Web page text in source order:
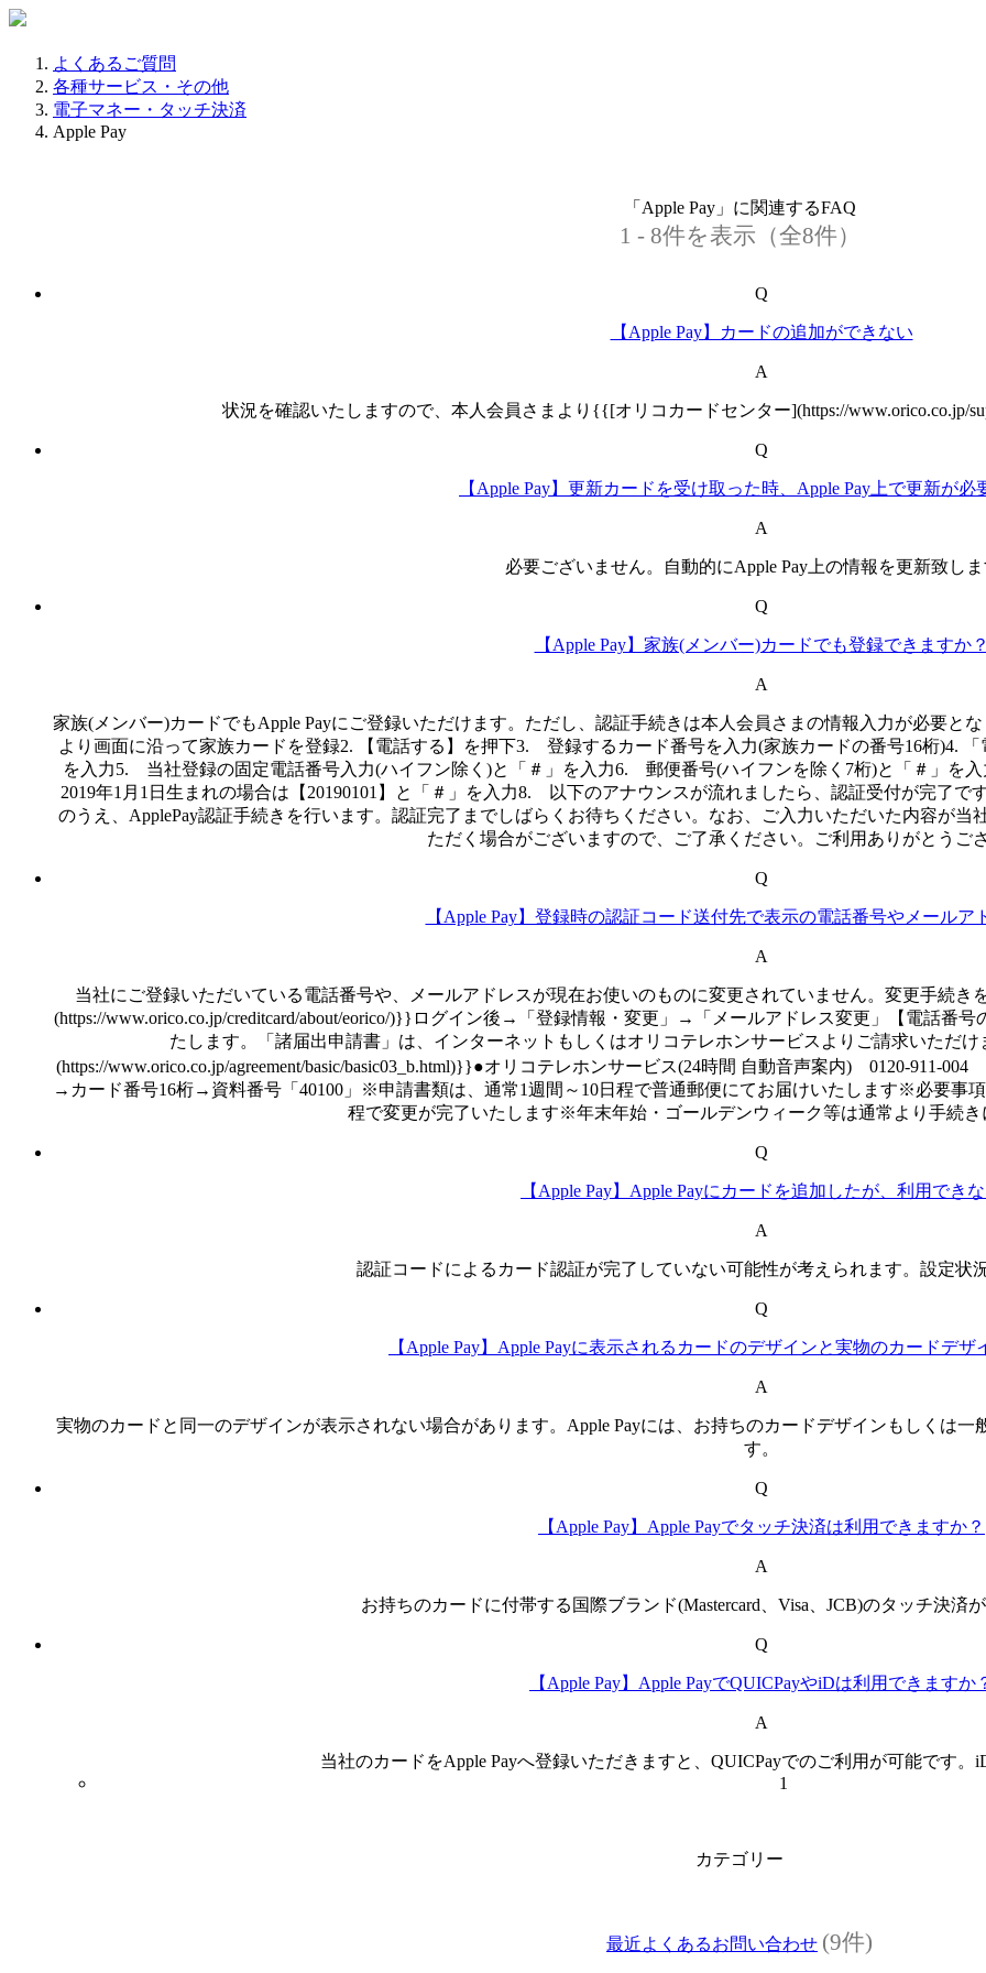
よくあるご質問
各種サービス・その他
電子マネー・タッチ決済
Apple Pay
「Apple Pay」に関連するFAQ
1 - 8件を表示（全8件）
Q
【Apple Pay】カードの追加ができない
A
状況を確認いたしますので、本人会員さまより{{[オリコカードセンター](https://www.orico.co.jp/
Q
【Apple Pay】更新カードを受け取った時、Apple Pay上で更新が必
A
必要ございません。自動的にApple Pay上の情報を更新致し
Q
【Apple Pay】家族(メンバー)カードでも登録できますか
A
家族(メンバー)カードでもApple Payにご登録いただけます。ただし、認証手続きは本人会員さまの情報入力が必要と
より画面に沿って家族カードを登録2. 【電話する】を押下3. 登録するカード番号を入力(家族カードの番号16桁)4.
を入力5. 当社登録の固定電話番号入力(ハイフン除く)と「＃」を入力6. 郵便番号(ハイフンを除く7桁)と「＃
2019年1月1日生まれの場合は【20190101】と「＃」を入力8. 以下のアナウンスが流れましたら、認証受付が完了で
のうえ、ApplePay認証手続きを行います。認証完了までしばらくお待ちください。なお、ご入力いただいた内容が
ただく場合がございますので、ご了承ください。ご利用ありがとうご
Q
【Apple Pay】登録時の認証コード送付先で表示の電話番号やメールア
A
当社にご登録いただいている電話番号や、メールアドレスが現在お使いのものに変更されていません。変更手続
(https://www.orico.co.jp/creditcard/about/eorico/)}}ログイン後→「登録情報・変更」→「メールアドレス変更」【電話番
たします。「諸届出申請書」は、インターネットもしくはオリコテレホンサービスよりご請求いた
(https://www.orico.co.jp/agreement/basic/basic03_b.html)}}●オリコテレホンサービス(24時間 自動音声案内) 0120-911-
→カード番号16桁→資料番号「40100」※申請書類は、通常1週間～10日程で普通郵便にてお届けいたします※必要事
程で変更が完了いたします※年末年始・ゴールデンウィーク等は通常より手続
Q
【Apple Pay】Apple Payにカードを追加したが、利用でき
A
認証コードによるカード認証が完了していない可能性が考えられます。設定状
Q
【Apple Pay】Apple Payに表示されるカードのデザインと実物のカードデ
A
実物のカードと同一のデザインが表示されない場合があります。Apple Payには、お持ちのカードデザインもしくは
す。
Q
【Apple Pay】Apple Payでタッチ決済は利用できますか？
A
お持ちのカードに付帯する国際ブランド(Mastercard、Visa、JCB)のタッチ決済
Q
【Apple Pay】Apple PayでQUICPayやiDは利用できますか
A
当社のカードをApple Payへ登録いただきますと、QUICPayでのご利用が可能です
1
カテゴリー
最近よくあるお問い合わせ (9件)